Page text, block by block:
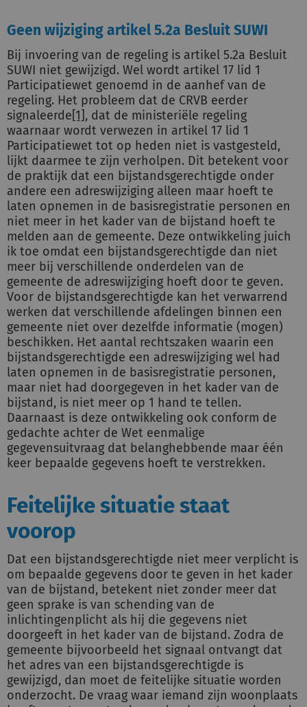
Geen wijziging artikel 5.2a Besluit SUWI
Bij invoering van de regeling is artikel 5.2a Besluit
SUWI niet gewijzigd. Wel wordt artikel 17 lid 1
Participatiewet genoemd in de aanhef van de
regeling. Het probleem dat de CRVB eerder
signaleerde[1], dat de ministeriële regeling
waarnaar wordt verwezen in artikel 17 lid 1
Participatiewet tot op heden niet is vastgesteld,
lijkt daarmee te zijn verholpen. Dit betekent voor
de praktijk dat een bijstandsgerechtigde onder
andere een adreswijziging alleen maar hoeft te
laten opnemen in de basisregistratie personen en
niet meer in het kader van de bijstand hoeft te
melden aan de gemeente. Deze ontwikkeling juich
ik toe omdat een bijstandsgerechtigde dan niet
meer bij verschillende onderdelen van de
gemeente de adreswijziging hoeft door te geven.
Voor de bijstandsgerechtigde kan het verwarrend
werken dat verschillende afdelingen binnen een
gemeente niet over dezelfde informatie (mogen)
beschikken. Het aantal rechtszaken waarin een
bijstandsgerechtigde een adreswijziging wel had
laten opnemen in de basisregistratie personen,
maar niet had doorgegeven in het kader van de
bijstand, is niet meer op 1 hand te tellen.
Daarnaast is deze ontwikkeling ook conform de
gedachte achter de Wet eenmalige
gegevensuitvraag dat belanghebbende maar één
keer bepaalde gegevens hoeft te verstrekken.
Feitelijke situatie staat
voorop
Dat een bijstandsgerechtigde niet meer verplicht is
om bepaalde gegevens door te geven in het kader
van de bijstand, betekent niet zonder meer dat
geen sprake is van schending van de
inlichtingenplicht als hij die gegevens niet
doorgeeft in het kader van de bijstand. Zodra de
gemeente bijvoorbeeld het signaal ontvangt dat
het adres van een bijstandsgerechtigde is
gewijzigd, dan moet de feitelijke situatie worden
onderzocht. De vraag waar iemand zijn woonplaats